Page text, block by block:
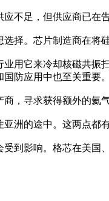
不足，但供应商已在
择。芯片制造商在将
用它来冷却核磁共
防应用中也至关重要。
，寻求获得额外的氦
洲的途中。这两点都
到影响。格芯在美国